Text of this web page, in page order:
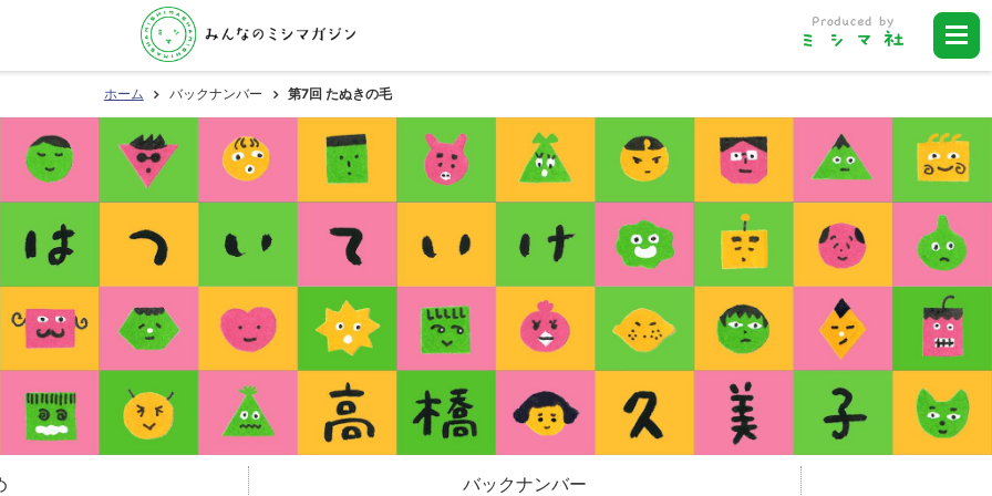
ホーム バックナンバー 第7回 たぬきの毛
バックナンバー